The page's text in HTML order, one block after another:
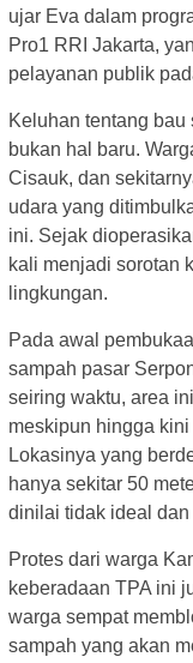
ujar Eva dalam
Pro1 RRI Jakarta,
pelayanan publik
Keluhan tentang
bukan hal baru.
Cisauk, dan
udara yang
ini. Sejak
kali menjadi sorotan
lingkungan.
Pada awal
sampah pasar
seiring waktu, area
meskipun hingga
Lokasinya yang
hanya sekitar 50
dinilai tidak ideal
Protes dari warga
keberadaan TPA ini
warga sempat
sampah yang akan